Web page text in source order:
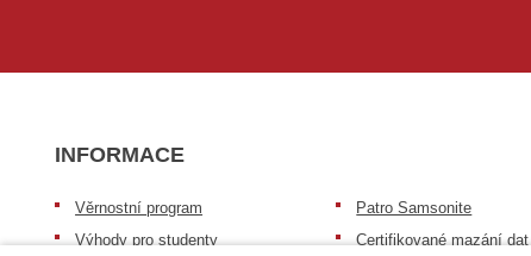
INFORMACE
Věrnostní program
Výhody pro studenty
Patro Samsonite
Certifikované mazání dat